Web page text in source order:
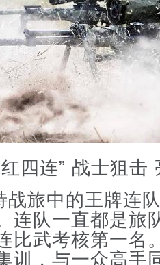
连” 战士狙击
旅中的王牌连队
连队一直都是旅
比武考核第一名
训，与一众高手